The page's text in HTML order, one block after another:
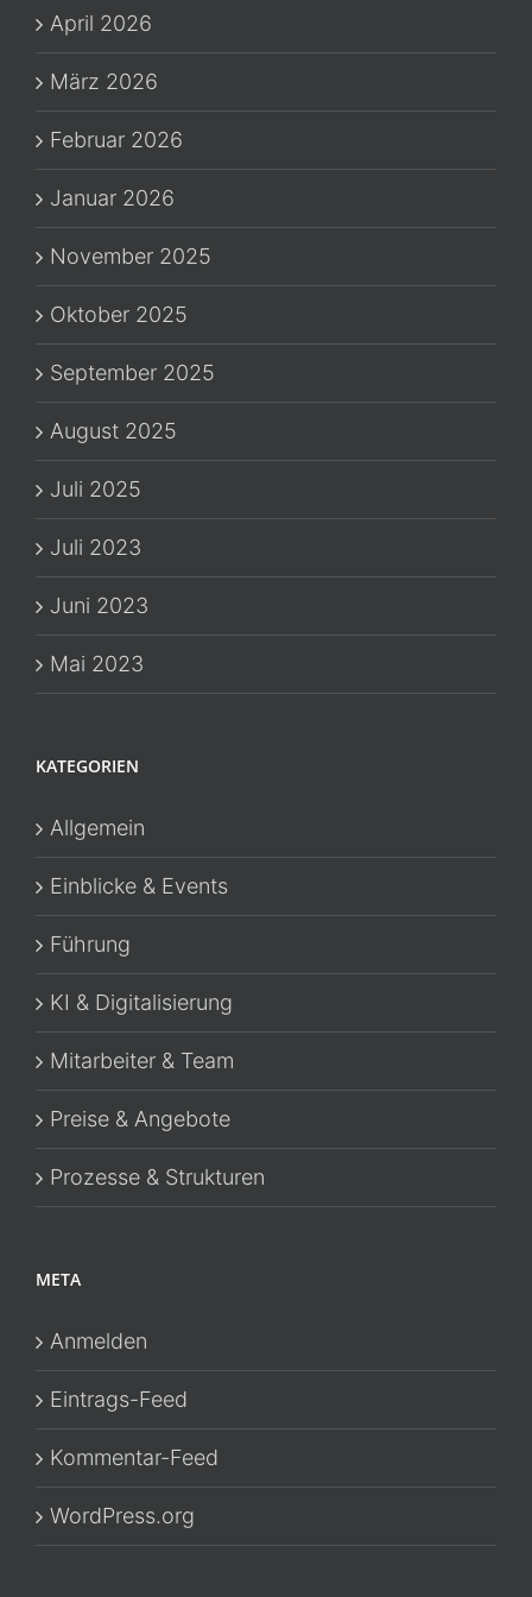
April 2026
März 2026
Februar 2026
Januar 2026
November 2025
Oktober 2025
September 2025
August 2025
Juli 2025
Juli 2023
Juni 2023
Mai 2023
KATEGORIEN
Allgemein
Einblicke & Events
Führung
KI & Digitalisierung
Mitarbeiter & Team
Preise & Angebote
Prozesse & Strukturen
META
Anmelden
Eintrags-Feed
Kommentar-Feed
WordPress.org